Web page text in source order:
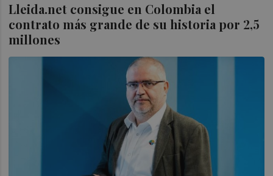
Lleida.net consigue en Colombia el
contrato más grande de su historia por 2,5
millones